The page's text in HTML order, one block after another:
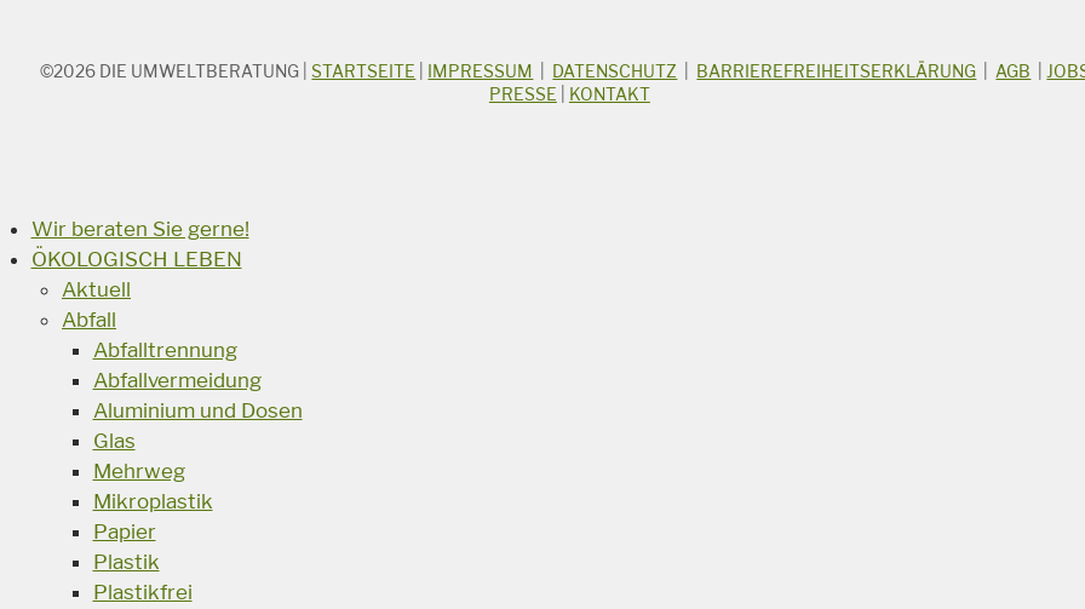
©2026 DIE UMWELTBERATUNG |STARTSEITE IMPRESSUM DATENSCHUTZ BARRIEREFREIHEITSERKLÄRUNG AGB
PRESSE
KONTAKT
Wir beraten Sie gerne!
ÖKOLOGISCH LEBEN
Aktuell
Abfall
Abfalltrennung
Abfallvermeidung
Aluminium und Dosen
Glas
Mehrweg
Mikroplastik
Papier
Plastik
Plastikfrei